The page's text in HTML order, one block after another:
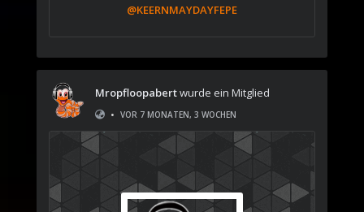
@KEERNMAYDAYFEPE
Mropfloopabertwurde ein Mitglied
• VOR 7 MONATEN, 3 WOCHEN